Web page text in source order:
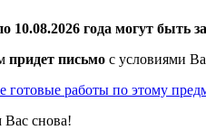
10.08.2026 года могут быть
придет письмо с условиями
готовые работы по этому
снова!